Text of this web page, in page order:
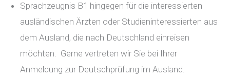
Sprachzeugnis B1 hingegen für die interessierten
ausländischen Ärzten oder Studieninteressierten aus
dem Ausland, die nach Deutschland einreisen
möchten. Gerne vertreten wir Sie bei Ihrer
Anmeldung zur Deutschprüfung im Ausland.